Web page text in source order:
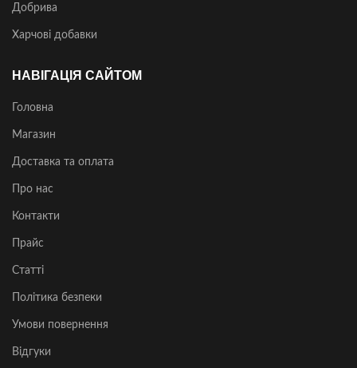
Добрива
Харчові добавки
НАВІГАЦІЯ САЙТОМ
Головна
Магазин
Доставка та оплата
Про нас
Контакти
Прайс
Статті
Політика безпеки
Умови повернення
Відгуки